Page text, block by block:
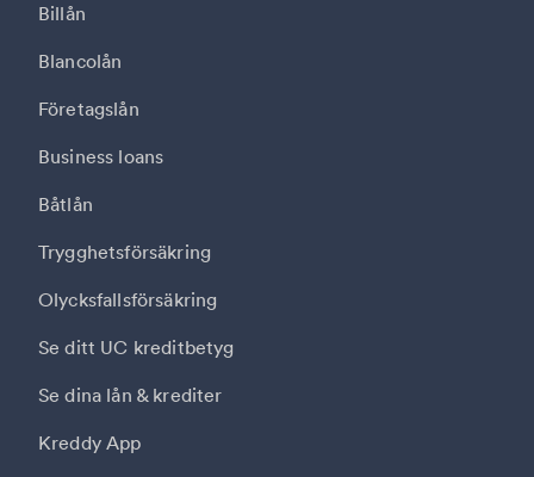
Billån
Blancolån
Företagslån
Business loans
Båtlån
Trygghetsförsäkring
Olycksfallsförsäkring
Se ditt UC kreditbetyg
Se dina lån & krediter
Kreddy App